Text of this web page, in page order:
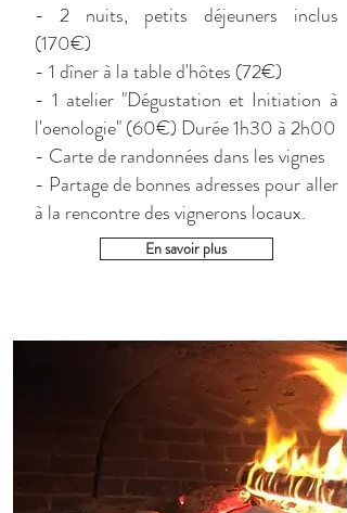
- 2 nuits, petits déjeuners inclus
(170€)
- 1 dîner à la table d'hôtes (72€)
- 1 atelier "Dégustation et Initiation à
l'oenologie" (60€) Durée 1h30 à 2h00
- Carte de randonnées dans les vignes
- Partage de bonnes adresses pour aller
à la rencontre des vignerons locaux.
En savoir plus